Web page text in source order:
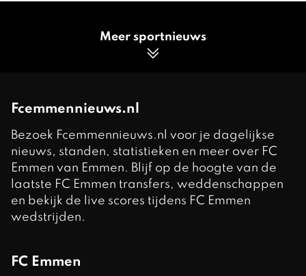
Meer sportnieuws
Fcemmennieuws.nl
Bezoek Fcemmennieuws.nl voor je dagelijkse
nieuws, standen, statistieken en meer over FC
Emmen van Emmen. Blijf op de hoogte van de
laatste FC Emmen transfers, weddenschappen
en bekijk de live scores tijdens FC Emmen
wedstrijden.
FC Emmen